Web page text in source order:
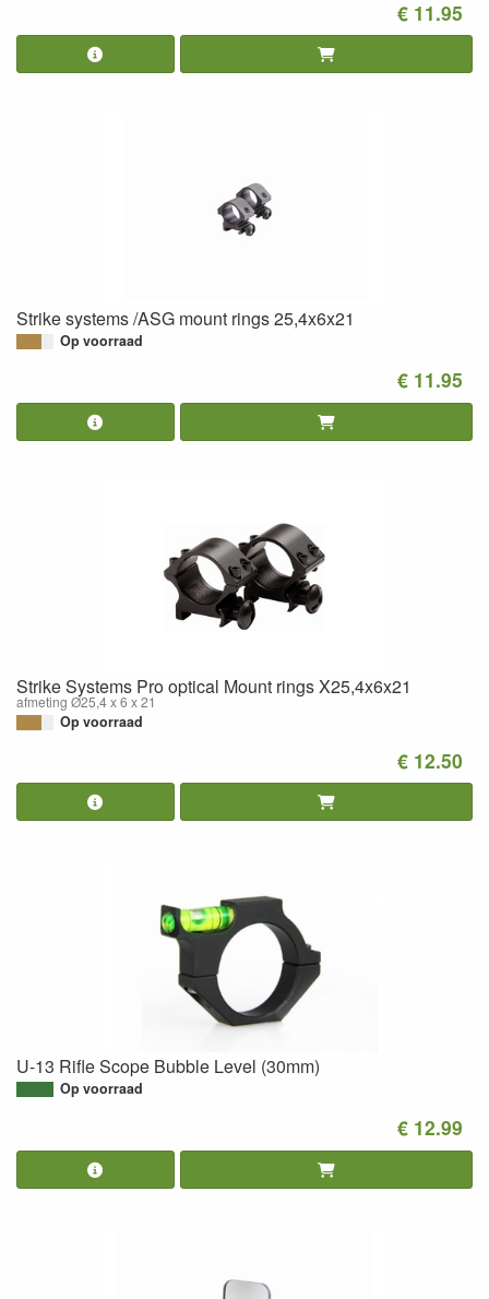
€ 11.95
Strike systems /ASG mount rings 25,4x6x21
Op voorraad
€ 11.95
Strike Systems Pro optical Mount rings X25,4x6x21
afmeting Ø25,4 x 6 x 21
Op voorraad
€ 12.50
U-13 Rifle Scope Bubble Level (30mm)
Op voorraad
€ 12.99